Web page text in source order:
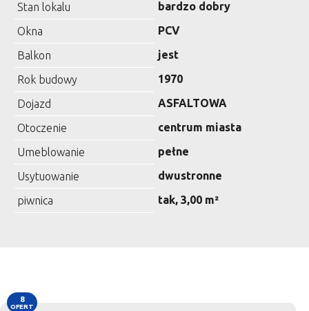
Stan lokalu
bardzo dobry
Okna
PCV
Balkon
jest
Rok budowy
1970
Dojazd
ASFALTOWA
Otoczenie
centrum miasta
Umeblowanie
pełne
Usytuowanie
dwustronne
piwnica
tak, 3,00 m²
8
OFERT